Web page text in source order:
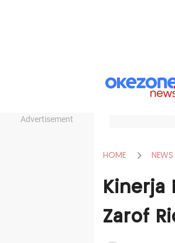
Advertisement
HOME NEWS
Kinerja
Zarof